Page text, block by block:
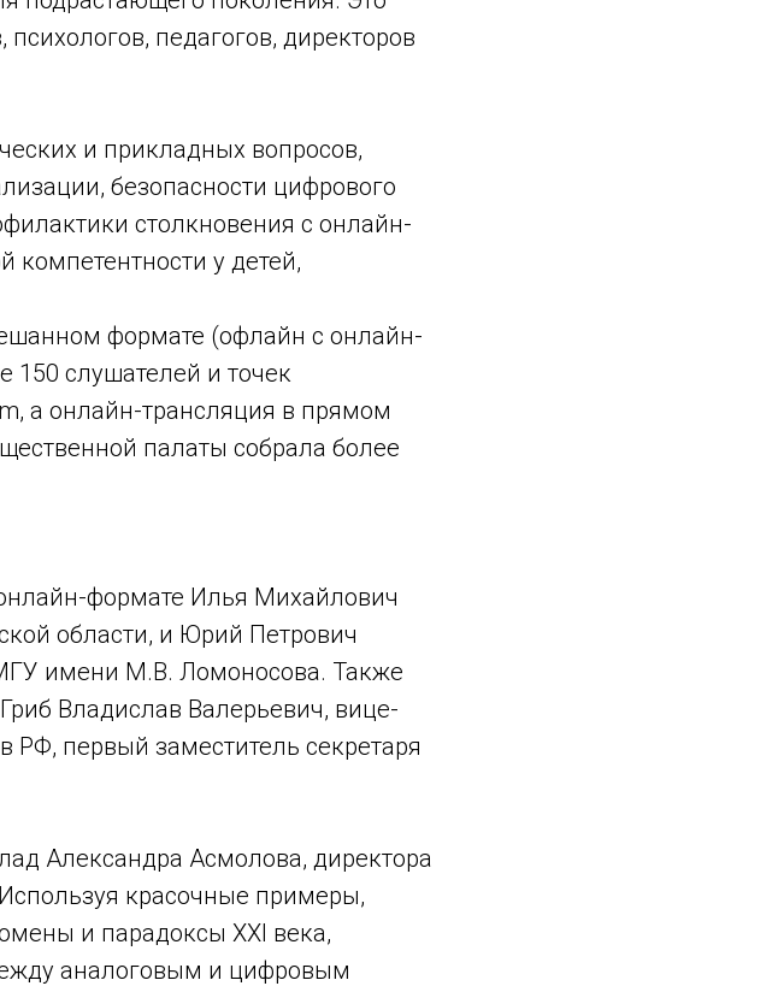
педагогов, директоров
и прикладных вопросов,
безопасности цифрового
столкновения с онлайн-
у детей,
формате (офлайн с онлайн-
150 слушателей и точек
а онлайн-трансляция в прямом
палаты собрала более
формате Илья Михайлович
области, и Юрий Петрович
имени М.В. Ломоносова. Также
Владислав Валерьевич, вице-
РФ, первый заместитель секретаря
Александра Асмолова, директора
красочные примеры,
и парадоксы XXI века,
аналоговым и цифровым